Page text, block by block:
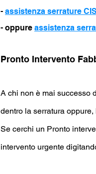
- assistenza serrature
- oppure assistenza
Pronto Intervento Fab
A chi non è mai successo
dentro la serratura
Se cerchi un Pronto
intervento urgente